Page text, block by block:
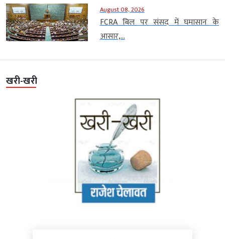
August 08, 2026
FCRA बिल पर संसद में घमासान के
आसार,...
खरी-खरी